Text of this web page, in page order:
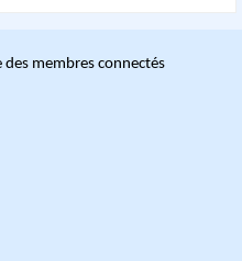
membres connectés